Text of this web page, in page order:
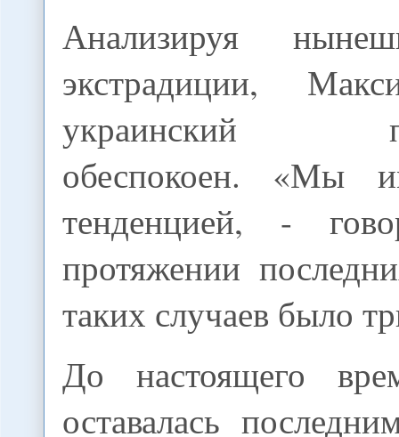
Анализируя
экстрадиции,
украинский
обеспокоен. «Мы
тенденцией, -
протяжении
таких случаев было
До настоящего
оставалась